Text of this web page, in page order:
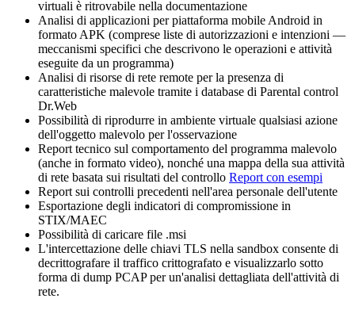
virtuali è ritrovabile nella documentazione
Analisi di applicazioni per piattaforma mobile Android in
formato APK (comprese liste di autorizzazioni e intenzioni —
meccanismi specifici che descrivono le operazioni e attività
eseguite da un programma)
Analisi di risorse di rete remote per la presenza di
caratteristiche malevole tramite i database di Parental control
Dr.Web
Possibilità di riprodurre in ambiente virtuale qualsiasi azione
dell'oggetto malevolo per l'osservazione
Report tecnico sul comportamento del programma malevolo
(anche in formato video), nonché una mappa della sua attività
di rete basata sui risultati del controllo Report con esempi
Report sui controlli precedenti nell'area personale dell'utente
Esportazione degli indicatori di compromissione in
STIX/MAEC
Possibilità di caricare file .msi
L'intercettazione delle chiavi TLS nella sandbox consente di
decrittografare il traffico crittografato e visualizzarlo sotto
forma di dump PCAP per un'analisi dettagliata dell'attività di
rete.